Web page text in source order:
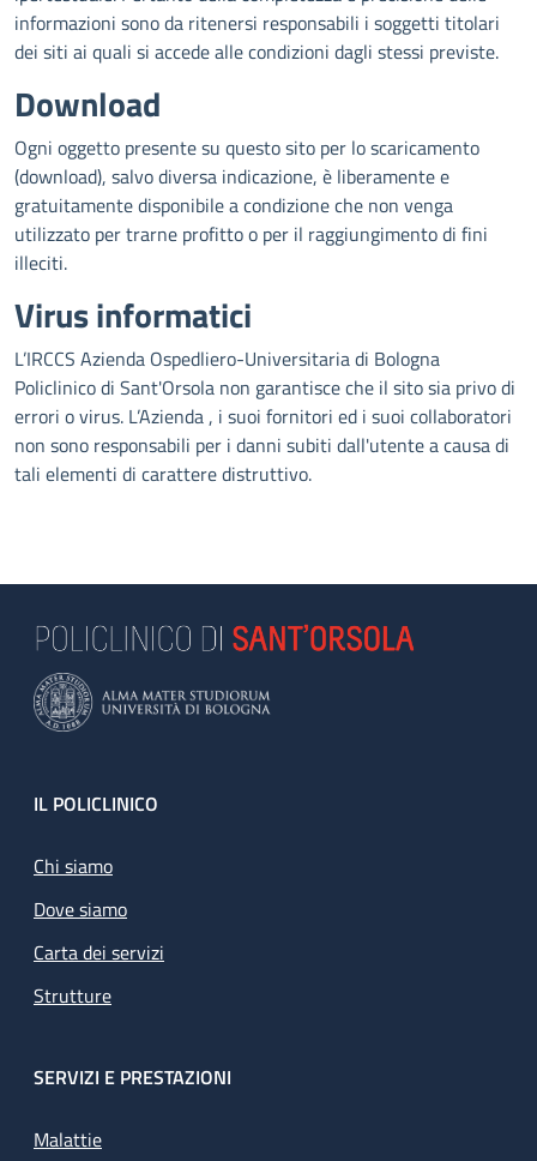
informazioni sono da ritenersi responsabili i soggetti titolari
dei siti ai quali si accede alle condizioni dagli stessi previste.
Download
Ogni oggetto presente su questo sito per lo scaricamento
(download), salvo diversa indicazione, è liberamente e
gratuitamente disponibile a condizione che non venga
utilizzato per trarne profitto o per il raggiungimento di fini
illeciti.
Virus informatici
L’IRCCS Azienda Ospedliero-Universitaria di Bologna
Policlinico di Sant'Orsola non garantisce che il sito sia privo di
errori o virus. L’Azienda , i suoi fornitori ed i suoi collaboratori
non sono responsabili per i danni subiti dall'utente a causa di
tali elementi di carattere distruttivo.
Footer
IL POLICLINICO
Chi siamo
Dove siamo
Carta dei servizi
Strutture
SERVIZI E PRESTAZIONI
Malattie